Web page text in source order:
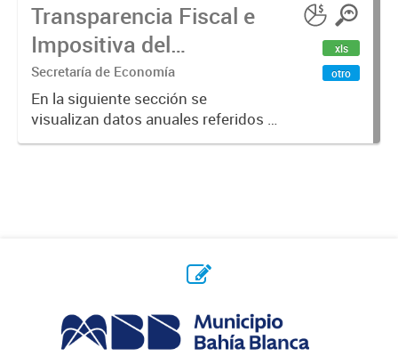
Transparencia Fiscal e
Impositiva del
Municipio. Año 2023
Secretaría de Economía
En la siguiente sección se
visualizan datos anuales referidos a
la transparencia fiscal e impositiva
xls
otro